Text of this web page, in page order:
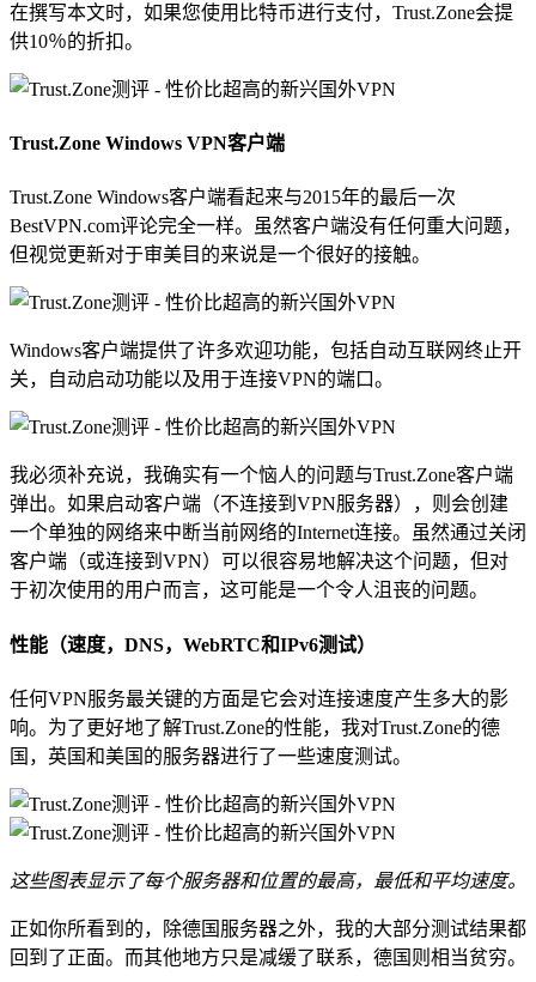
在撰写本文时，如果您使用比特币进行支付，Trust.Zone会提
供10％的折扣。
Trust.Zone Windows VPN客户端
Trust.Zone Windows客户端看起来与2015年的最后一次
BestVPN.com评论完全一样。虽然客户端没有任何重大问题，
但视觉更新对于审美目的来说是一个很好的接触。
Windows客户端提供了许多欢迎功能，包括自动互联网终止开
关，自动启动功能以及用于连接VPN的端口。
我必须补充说，我确实有一个恼人的问题与Trust.Zone客户端
弹出。如果启动客户端（不连接到VPN服务器），则会创建
一个单独的网络来中断当前网络的Internet连接。虽然通过关闭
客户端（或连接到VPN）可以很容易地解决这个问题，但对
于初次使用的用户而言，这可能是一个令人沮丧的问题。
性能（速度，DNS，WebRTC和IPv6测试）
任何VPN服务最关键的方面是它会对连接速度产生多大的影
响。为了更好地了解Trust.Zone的性能，我对Trust.Zone的德
国，英国和美国的服务器进行了一些速度测试。
这些图表显示了每个服务器和位置的最高，最低和平均速度。
正如你所看到的，除德国服务器之外，我的大部分测试结果都
回到了正面。而其他地方只是减缓了联系，德国则相当贫穷。